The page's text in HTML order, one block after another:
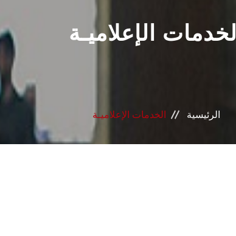
الخدمات الإعلاميـة
الرئيسية الخدمات الإعلاميـة